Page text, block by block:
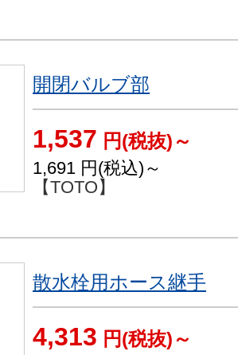
開閉バルブ部
1,537 円(税抜)～
1,691 円(税込)～
【TOTO】
散水栓用ホース継手
4,313 円(税抜)～